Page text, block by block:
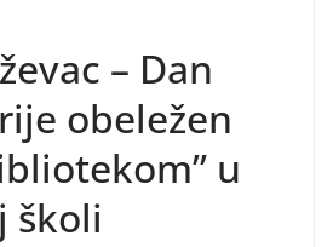
– Dan
obeležen
u
školi